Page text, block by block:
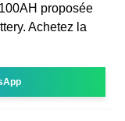
proposée
Achetez la